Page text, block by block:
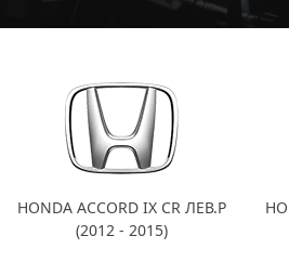
HONDA ACCORD IX CR ЛЕВ.Р
(2012 - 2015)